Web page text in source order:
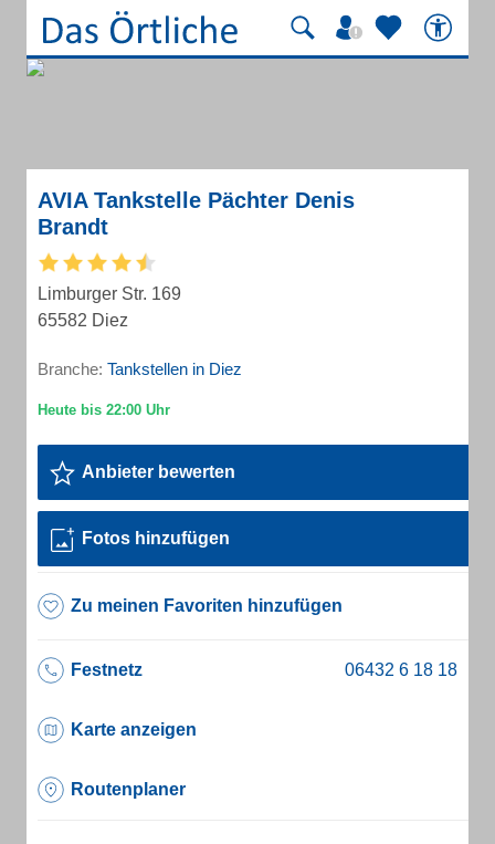
AVIA Tankstelle Pächter Denis
Brandt
Limburger Str. 169
65582 Diez
Branche: Tankstellen in Diez
Anbieter bewerten
Fotos hinzufügen
Zu meinen Favoriten hinzufügen
Festnetz
Karte anzeigen
Routenplaner